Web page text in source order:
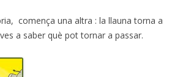
comença una altra : la llauna torna a
a saber què pot tornar a passar.